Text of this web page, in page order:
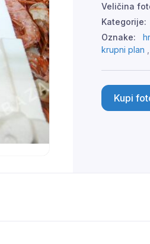
Veličina
Kategorije:
Oznake:
krupni plan ,
Kupi